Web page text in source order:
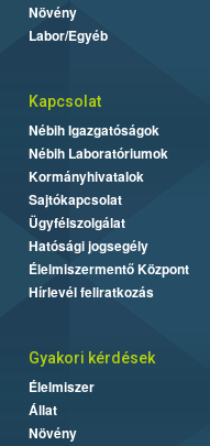
Növény
Labor/Egyéb
Kapcsolat
Nébih Igazgatóságok
Nébih Laboratóriumok
Kormányhivatalok
Sajtókapcsolat
Ügyfélszolgálat
Hatósági jogsegély
Élelmiszermentő Központ
Hírlevél feliratkozás
Gyakori kérdések
Élelmiszer
Állat
Növény